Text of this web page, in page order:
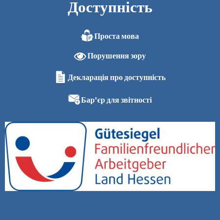
Доступність
Проста мова
Порушення зору
Декларація про доступність
Бар'єр для звітності